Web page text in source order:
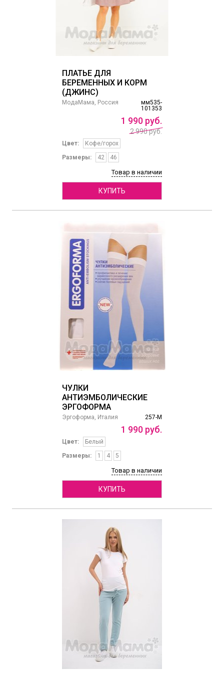
ПЛАТЬЕ ДЛЯ
БЕРЕМЕННЫХ И КОРМ
(ДЖИНС)
мм535-
101353
МодаМама, Россия
1 990 руб.
2 990 руб.
Цвет:
Кофе/горох
Размеры:
42 46
Товар в наличии
КУПИТЬ
ЧУЛКИ
АНТИЭМБОЛИЧЕСКИЕ
ЭРГОФОРМА
257-М
Эргоформа, Италия
1 990 руб.
Цвет:
Белый
Размеры:
1 4 5
Товар в наличии
КУПИТЬ